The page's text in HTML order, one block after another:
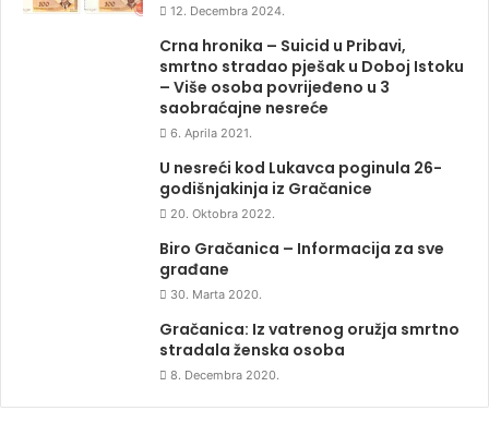
12. Decembra 2024.
Crna hronika – Suicid u Pribavi,
smrtno stradao pješak u Doboj Istoku
– Više osoba povrijeđeno u 3
saobraćajne nesreće
6. Aprila 2021.
U nesreći kod Lukavca poginula 26-
godišnjakinja iz Gračanice
20. Oktobra 2022.
Biro Gračanica – Informacija za sve
građane
30. Marta 2020.
Gračanica: Iz vatrenog oružja smrtno
stradala ženska osoba
8. Decembra 2020.